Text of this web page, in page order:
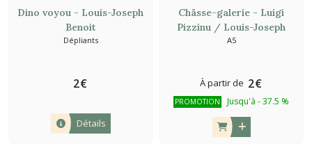
Dino voyou - Louis-Joseph
Benoit
Dépliants
2€
Détails
Chässe-galerie - Luigi
Pizzinu / Louis-Joseph
Benoit
A5
À partir de 2€
PROMOTION Jusqu'à -37.5 %